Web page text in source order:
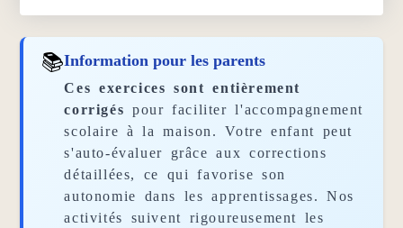
📚Information pour les parents
Ces exercices sont entièrement
corrigés pour faciliter l'accompagnement
scolaire à la maison. Votre enfant peut
s'auto-évaluer grâce aux corrections
détaillées, ce qui favorise son
autonomie dans les apprentissages. Nos
activités suivent rigoureusement les